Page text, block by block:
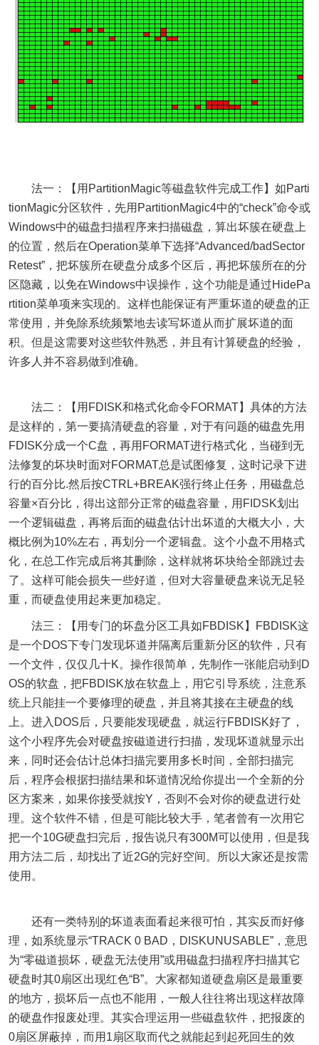
法一：【用PartitionMagic等磁盘软件完成工作】如Parti
tionMagic分区软件，先用PartitionMagic4中的“check”命令或
Windows中的磁盘扫描程序来扫描磁盘，算出坏簇在硬盘上
的位置，然后在Operation菜单下选择“Advanced/badSector
Retest”，把坏簇所在硬盘分成多个区后，再把坏簇所在的分
区隐藏，以免在Windows中误操作，这个功能是通过HidePa
rtition菜单项来实现的。这样也能保证有严重坏道的硬盘的正
常使用，并免除系统频繁地去读写坏道从而扩展坏道的面
积。但是这需要对这些软件熟悉，并且有计算硬盘的经验，
许多人并不容易做到准确。
法二：【用FDISK和格式化命令FORMAT】具体的方法
是这样的，第一要搞清硬盘的容量，对于有问题的磁盘先用
FDISK分成一个C盘，再用FORMAT进行格式化，当碰到无
法修复的坏块时面对FORMAT总是试图修复，这时记录下进
行的百分比.然后按CTRL+BREAK强行终止任务，用磁盘总
容量×百分比，得出这部分正常的磁盘容量，用FIDSK划出
一个逻辑磁盘，再将后面的磁盘估计出坏道的大概大小，大
概比例为10%左右，再划分一个逻辑盘。这个小盘不用格式
化，在总工作完成后将其删除，这样就将坏块给全部跳过去
了。这样可能会损失一些好道，但对大容量硬盘来说无足轻
重，而硬盘使用起来更加稳定。
法三：【用专门的坏盘分区工具如FBDISK】FBDISK这
是一个DOS下专门发现坏道并隔离后重新分区的软件，只有
一个文件，仅仅几十K。操作很简单，先制作一张能启动到D
OS的软盘，把FBDISK放在软盘上，用它引导系统，注意系
统上只能挂一个要修理的硬盘，并且将其接在主硬盘的线
上。进入DOS后，只要能发现硬盘，就运行FBDISK好了，
这个小程序先会对硬盘按磁道进行扫描，发现坏道就显示出
来，同时还会估计总体扫描完要用多长时间，全部扫描完
后，程序会根据扫描结果和坏道情况给你提出一个全新的分
区方案来，如果你接受就按Y，否则不会对你的硬盘进行处
理。这个软件不错，但是可能比较大手，笔者曾有一次用它
把一个10G硬盘扫完后，报告说只有300M可以使用，但是我
用方法二后，却找出了近2G的完好空间。所以大家还是按需
使用。
还有一类特别的坏道表面看起来很可怕，其实反而好修
理，如系统显示“TRACK 0 BAD，DISKUNUSABLE”，意思
为“零磁道损坏，硬盘无法使用”或用磁盘扫描程序扫描其它
硬盘时其0扇区出现红色“B”。大家都知道硬盘扇区是最重要
的地方，损坏后一点也不能用，一般人往往将出现这样故障
的硬盘作报废处理。其实合理运用一些磁盘软件，把报废的
0扇区屏蔽掉，而用1扇区取而代之就能起到起死回生的效